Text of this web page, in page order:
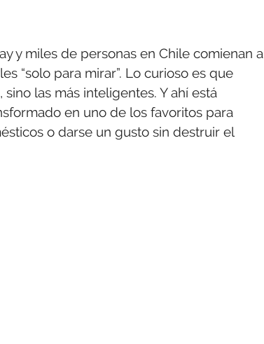
y miles de personas en Chile comienan a
“solo para mirar”. Lo curioso es que
las más inteligentes. Y ahí está
en uno de los favoritos para
o darse un gusto sin destruir el